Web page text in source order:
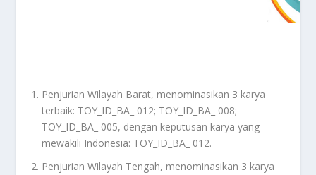
Penjurian Wilayah Barat, menominasikan 3 karya
terbaik: TOY_ID_BA_ 012; TOY_ID_BA_ 008;
TOY_ID_BA_ 005, dengan keputusan karya yang
mewakili Indonesia: TOY_ID_BA_ 012.
Penjurian Wilayah Tengah, menominasikan 3 karya